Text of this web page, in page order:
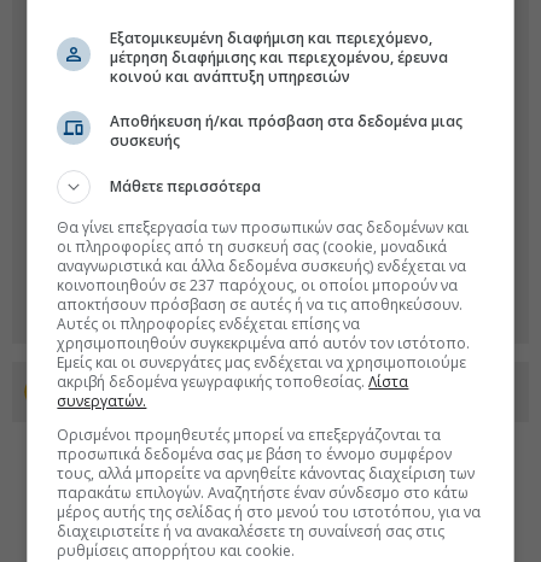
Προσθέστε το euro2day.gr στο Discover
Εξατομικευμένη διαφήμιση και περιεχόμενο,
μέτρηση διαφήμισης και περιεχομένου, έρευνα
κοινού και ανάπτυξη υπηρεσιών
Αποθήκευση ή/και πρόσβαση στα δεδομένα μιας
συσκευής
Μάθετε περισσότερα
Θα γίνει επεξεργασία των προσωπικών σας δεδομένων και
οι πληροφορίες από τη συσκευή σας (cookie, μοναδικά
αναγνωριστικά και άλλα δεδομένα συσκευής) ενδέχεται να
κοινοποιηθούν σε 237 παρόχους, οι οποίοι μπορούν να
αποκτήσουν πρόσβαση σε αυτές ή να τις αποθηκεύσουν.
Αυτές οι πληροφορίες ενδέχεται επίσης να
χρησιμοποιηθούν συγκεκριμένα από αυτόν τον ιστότοπο.
Εμείς και οι συνεργάτες μας ενδέχεται να χρησιμοποιούμε
ακριβή δεδομένα γεωγραφικής τοποθεσίας.Λίστα
συνεργατών.
Ορισμένοι προμηθευτές μπορεί να επεξεργάζονται τα
προσωπικά δεδομένα σας με βάση το έννομο συμφέρον
τους, αλλά μπορείτε να αρνηθείτε κάνοντας διαχείριση των
παρακάτω επιλογών. Αναζητήστε έναν σύνδεσμο στο κάτω
μέρος αυτής της σελίδας ή στο μενού του ιστοτόπου, για να
διαχειριστείτε ή να ανακαλέσετε τη συναίνεσή σας στις
ρυθμίσεις απορρήτου και cookie.